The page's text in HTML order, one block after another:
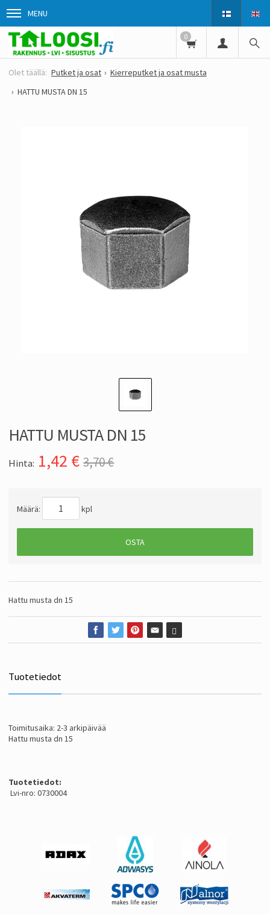
MENU
0
Putket ja osat
Kierreputket ja osat musta
HATTU MUSTA DN 15
HATTU MUSTA DN 15
Hinta: 1,42 € 3,70 €
Määrä: kpl
OSTA
Hattu musta dn 15
Tuotetiedot
Toimitusaika: 2-3 arkipäivää
Hattu musta dn 15
Tuotetiedot:
Lvi-nro: 0730004